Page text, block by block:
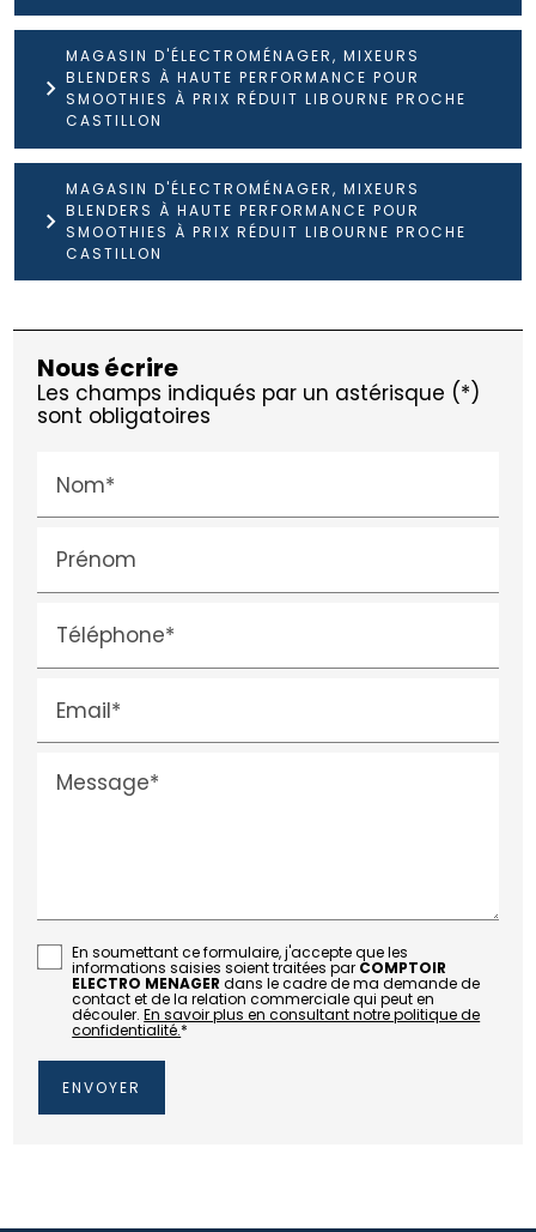
MAGASIN D'ÉLECTROMÉNAGER, MIXEURS
BLENDERS À HAUTE PERFORMANCE POUR
SMOOTHIES À PRIX RÉDUIT LIBOURNE PROCHE
CASTILLON
MAGASIN D'ÉLECTROMÉNAGER, MIXEURS
BLENDERS À HAUTE PERFORMANCE POUR
SMOOTHIES À PRIX RÉDUIT LIBOURNE PROCHE
CASTILLON
Nous écrire
Les champs indiqués par un astérisque (*)
sont obligatoires
Nom*
Prénom
Téléphone*
Email*
Message*
En soumettant ce formulaire, j'accepte que les
informations saisies soient traitées par COMPTOIR
ELECTRO MENAGER dans le cadre de ma demande de
contact et de la relation commerciale qui peut en
découler.En savoir plus en consultant notre politique de
confidentialité.*